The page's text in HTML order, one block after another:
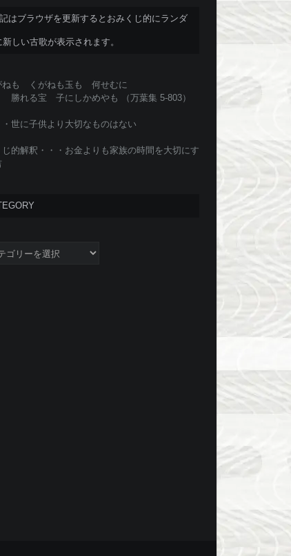
はブラウザを更新するとおみくじ的にランダ
新しい古歌が表示されます。
ねも くがねも玉も 何せむに
宝 子にしかめやも （万葉集 5-803）
世に子供より大切なものはない
じ的解釈・・・お金よりも家族の時間を大切にす